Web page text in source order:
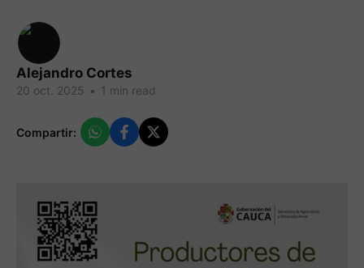
Alejandro Cortes
20 oct. 2025 • 1 min read
Compartir: